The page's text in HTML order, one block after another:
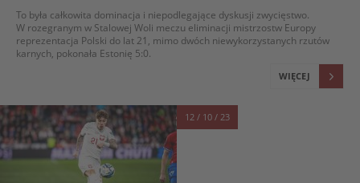
To była całkowita dominacja i niepodlegające dyskusji zwycięstwo.
W rozegranym w Stalowej Woli meczu eliminacji mistrzostw Europy
reprezentacja Polski do lat 21, mimo dwóch niewykorzystanych rzutów
karnych, pokonała Estonię 5:0.
WIĘCEJ
12 / 10 / 23